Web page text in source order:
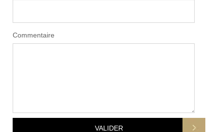
Commentaire